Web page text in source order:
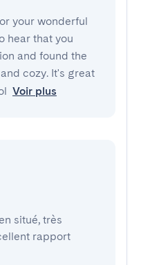
your wonderful
hear that you
and found the
cozy. It's great
Voir plus
situé, très
rapport